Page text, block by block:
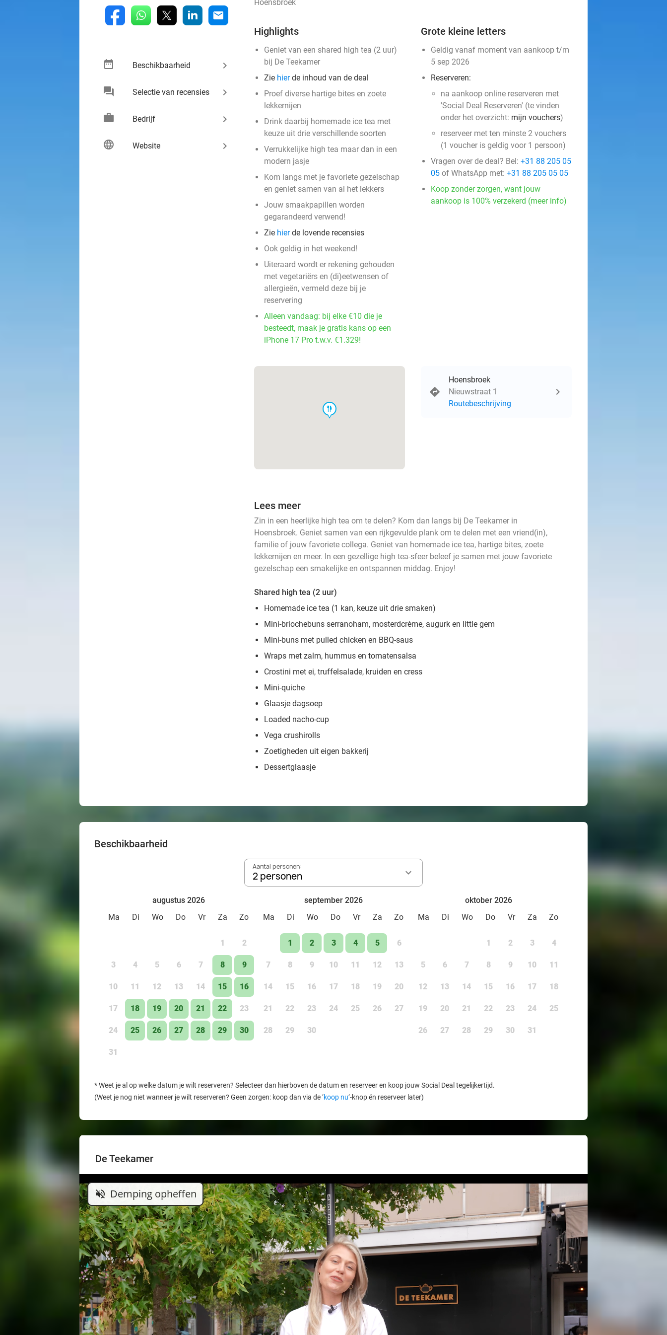
fb whatsapp linkedin mail
date_range Beschikbaarheid keyboard_arrow_right
chat Selectie van recensies keyboard_arrow_right
work Bedrijf keyboard_arrow_right
language Website keyboard_arrow_right
Hoensbroek
Highlights
Geniet van een shared high tea (2 uur)
bij De Teekamer
Zie hierde inhoud van de deal
Proef diverse hartige bites en zoete
lekkernijen
Drink daarbij homemade ice tea met
keuze uit drie verschillende soorten
Verrukkelijke high tea maar dan in een
modern jasje
Kom langs met je favoriete gezelschap
en geniet samen van al het lekkers
Jouw smaakpapillen worden
gegarandeerd verwend!
Zie hierde lovende recensies
Ook geldig in het weekend!
Uiteraard wordt er rekening gehouden
met vegetariërs en (di)eetwensen of
allergieën, vermeld deze bij je
reservering
Alleen vandaag: bij elke €10 die je
besteedt, maak je gratis kans op een
iPhone 17 Pro t.w.v. €1.329!
Grote kleine letters
Geldig vanaf moment van aankoop t/m
5 sep 2026
Reserveren:
na aankoop online reserveren met
'Social Deal Reserveren' (te vinden
onder het overzicht: mijn vouchers)
reserveer met ten minste 2 vouchers
(1 voucher is geldig voor 1 persoon)
Vragen over de deal? Bel: +31 88 205 05
05 of WhatsApp met: +31 88 205 05 05
Koop zonder zorgen, want jouw
aankoop is 100% verzekerd (meer info)
food
Hoensbroek
Nieuwstraat 1
Routebeschrijving
Lees meer
Zin in een heerlijke high tea om te delen? Kom dan langs bij De Teekamer in
Hoensbroek. Geniet samen van een rijkgevulde plank om te delen met een vriend(in),
familie of jouw favoriete collega. Geniet van homemade ice tea, hartige bites, zoete
lekkernijen en meer. In een gezellige high tea-sfeer beleef je samen met jouw favoriete
gezelschap een smakelijke en ontspannen middag. Enjoy!
Shared high tea (2 uur)
Homemade ice tea (1 kan, keuze uit drie smaken)
Mini-briochebuns serranoham, mosterdcrème, augurk en little gem
Mini-buns met pulled chicken en BBQ-saus
Wraps met zalm, hummus en tomatensalsa
Crostini met ei, truffelsalade, kruiden en cress
Mini-quiche
Glaasje dagsoep
Loaded nacho-cup
Vega crushirolls
Zoetigheden uit eigen bakkerij
Dessertglaasje
Beschikbaarheid
Aantal personen:
2 personen
augustus 2026
Ma
Di Wo Do Vr Za Zo
1 2
3 4 5 6 7 8 9
10 11 12 13 14 15 16
17 18 19 20 21 22 23
24 25 26 27 28 29 30
31
september 2026
Ma
Di Wo Do Vr Za Zo
1 2 3 4 5 6
7 8 9 10 11 12 13
14 15 16 17 18 19 20
21 22 23 24 25 26 27
28 29 30
oktober 2026
Ma
Di Wo Do Vr Za Zo
1 2 3 4
5 6 7 8 9 10 11
12 13 14 15 16 17 18
19 20 21 22 23 24 25
26 27 28 29 30 31
*Weet je al op welke datum je wilt reserveren? Selecteer dan hierboven de datum en reserveer en koop jouw Social Deal tegelijkertijd.
(Weet je nog niet wanneer je wilt reserveren? Geen zorgen: koop dan via de ‘koop nu’-knop én reserveer later)
De Teekamer
volume_off Demping opheffen